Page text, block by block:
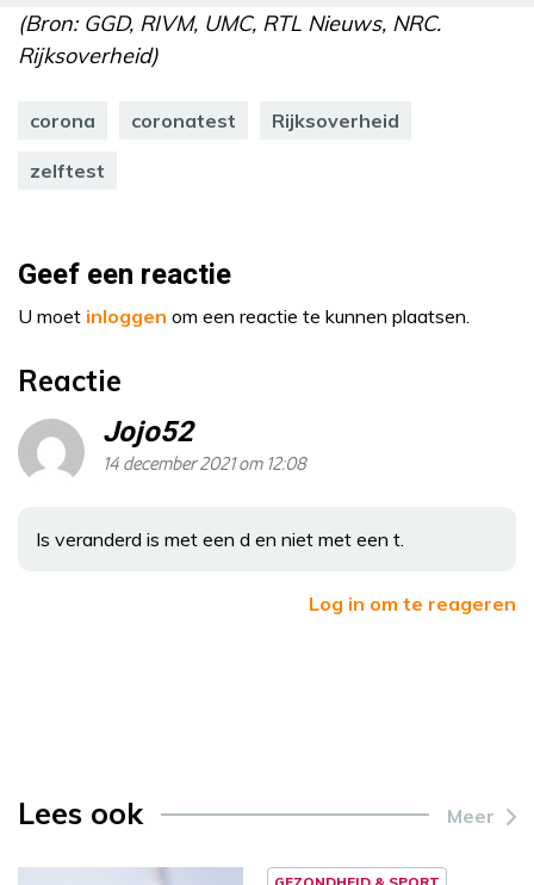
(Bron: GGD, RIVM, UMC, RTL Nieuws, NRC.
Rijksoverheid)
corona coronatest Rijksoverheid
zelftest
Geef een reactie
U moet inloggen om een reactie te kunnen plaatsen.
Reactie
Jojo52
14 december 2021 om 12:08
Is veranderd is met een d en niet met een t.
Log in om te reageren
Lees ook Meer